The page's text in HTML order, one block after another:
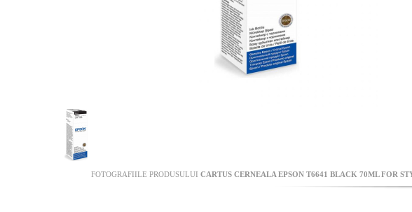
FOTOGRAFIILE PRODUSULUI CARTUS CERNEALA EPSON T6641 BLACK 70ML FOR